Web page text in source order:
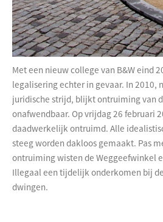
Met een nieuw college van B&W eind
legalisering echter in gevaar. In 2010,
juridische strijd, blijkt ontruiming van
onafwendbaar. Op vrijdag 26 februari
daadwerkelijk ontruimd. Alle
steeg worden dakloos gemaakt. Pas
ontruiming wisten de Weggeefwinkel
Illegaal een tijdelijk onderkomen bij
dwingen.